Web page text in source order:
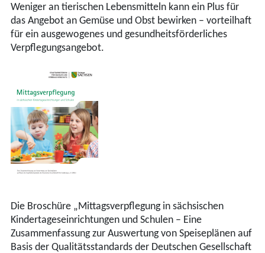
Weniger an tierischen Lebensmitteln kann ein Plus für
das Angebot an Gemüse und Obst bewirken – vorteilhaft
für ein ausgewogenes und gesundheitsförderliches
Verpflegungsangebot.
Die Broschüre „Mittagsverpflegung in sächsischen
Kindertageseinrichtungen und Schulen – Eine
Zusammenfassung zur Auswertung von Speiseplänen auf
Basis der Qualitätsstandards der Deutschen Gesellschaft